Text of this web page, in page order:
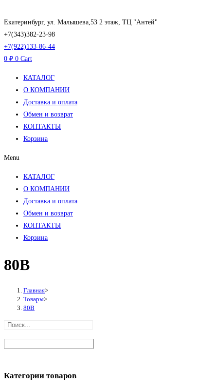
к
содержимому
Екатеринбург, ул. Малышева,53 2 этаж, ТЦ "Антей"
+7(343)382-23-98
+7(922)133-86-44
0 ₽ 0 Cart
КАТАЛОГ
О КОМПАНИИ
Доставка и оплата
Обмен и возврат
КОНТАКТЫ
Корзина
Menu
КАТАЛОГ
О КОМПАНИИ
Доставка и оплата
Обмен и возврат
КОНТАКТЫ
Корзина
80В
Главная>
Товары>
80В
Категории товаров